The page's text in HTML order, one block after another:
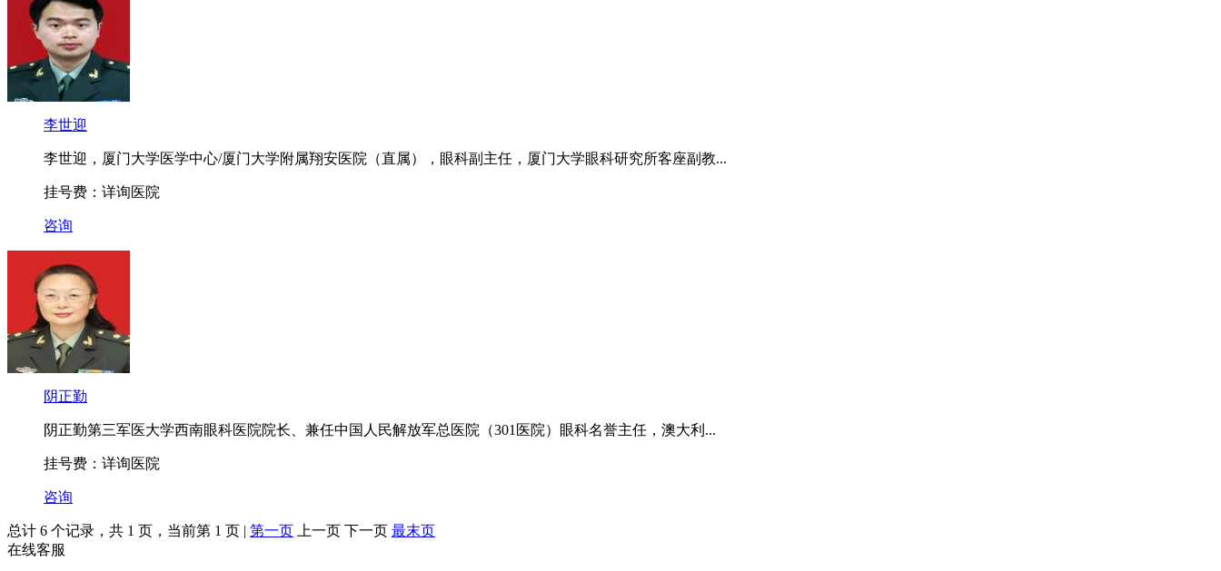
李世迎
李世迎，厦门大学医学中心/厦门大学附属翔安医院（直属），眼科副主任，厦门大学眼科研究所客座副教...
挂号费：详询医院
咨询
阴正勤
阴正勤第三军医大学西南眼科医院院长、兼任中国人民解放军总医院（301医院）眼科名誉主任，澳大利...
挂号费：详询医院
咨询
总计 6 个记录，共 1 页，当前第 1 页 | 第一页 上一页 下一页 最末页
在线客服